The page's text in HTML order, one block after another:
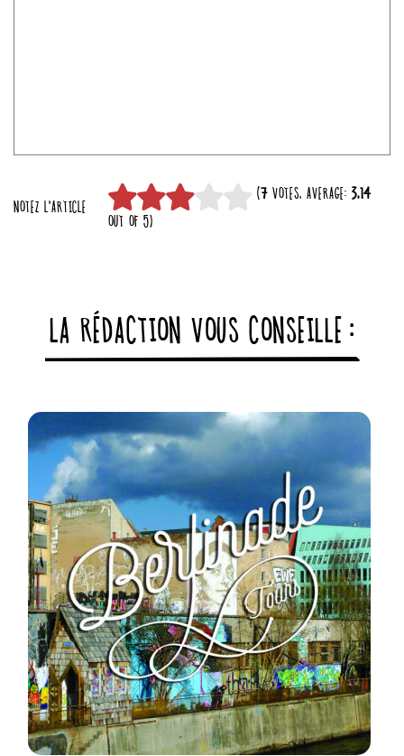
NOTEZ L'ARTICLE
(7VOTES, AVERAGE: 3,14
OUT OF 5)
LA RÉDACTION VOUS CONSEILLE :